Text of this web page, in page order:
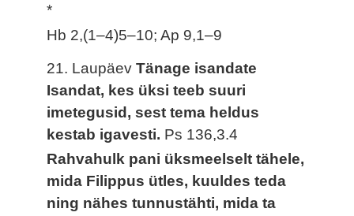
*
Hb 2,(1–4)5–10; Ap 9,1–9
21. LaupäevTänage isandate
Isandat, kes üksi teeb suuri
imetegusid, sest tema heldus
kestab igavesti. Ps 136,3.4
Rahvahulk pani üksmeelselt tähele,
mida Filippus ütles, kuuldes teda
ning nähes tunnustähti, mida ta